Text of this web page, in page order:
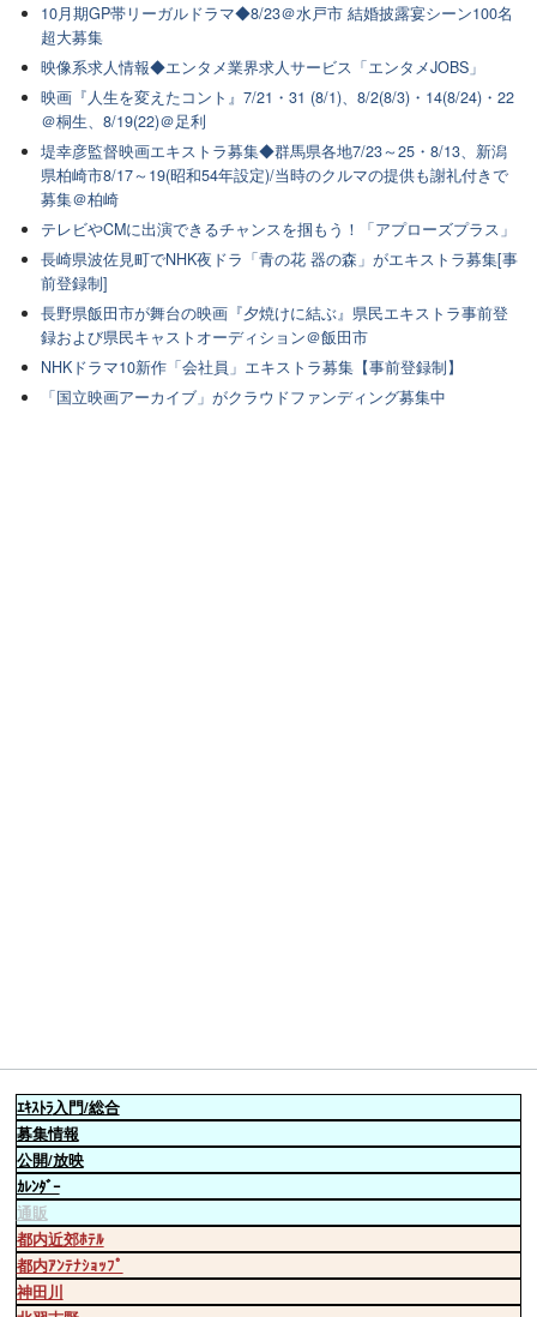
10月期GP帯リーガルドラマ◆8/23＠水戸市 結婚披露宴シーン100名
超大募集
映像系求人情報◆エンタメ業界求人サービス「エンタメJOBS」
映画『人生を変えたコント』7/21・31 (8/1)、8/2(8/3)・14(8/24)・22
＠桐生、8/19(22)＠足利
堤幸彦監督映画エキストラ募集◆群馬県各地7/23～25・8/13、新潟
県柏崎市8/17～19(昭和54年設定)/当時のクルマの提供も謝礼付きで
募集＠柏崎
テレビやCMに出演できるチャンスを掴もう！「アプローズプラス」
長崎県波佐見町でNHK夜ドラ「青の花 器の森」がエキストラ募集[事
前登録制]
長野県飯田市が舞台の映画『夕焼けに結ぶ』県民エキストラ事前登
録および県民キャストオーディション＠飯田市
NHKドラマ10新作「会社員」エキストラ募集【事前登録制】
「国立映画アーカイブ」がクラウドファンディング募集中
ｴｷｽﾄﾗ入門/総合
募集情報
公開/放映
ｶﾚﾝﾀﾞｰ
通販
都内近郊ﾎﾃﾙ
都内ｱﾝﾃﾅｼｮｯﾌﾟ
神田川